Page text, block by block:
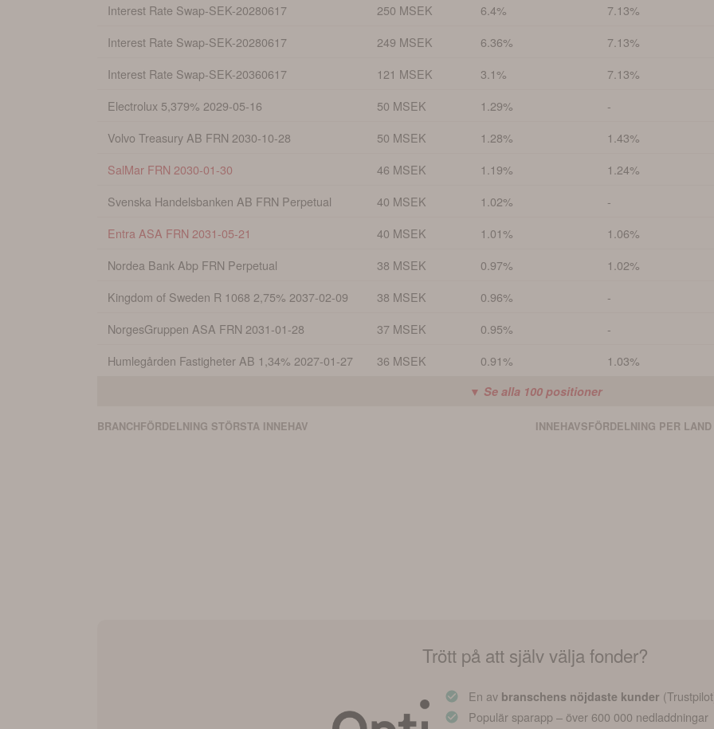
Interest Rate Swap-SEK-20280617 250 MSEK 6.4%
7.13%
Interest Rate Swap-SEK-20280617
249 MSEK 6.36%
7.13%
Interest Rate Swap-SEK-20360617
121 MSEK 3.1%
7.13%
Electrolux 5,379% 2029-05-16
50 MSEK 1.29%
-
Volvo Treasury AB FRN 2030-10-28
50 MSEK 1.28%
1.43%
SalMar FRN 2030-01-30
46 MSEK 1.19%
1.24%
Svenska Handelsbanken AB FRN Perpetual
40 MSEK 1.02%
-
Entra ASA FRN 2031-05-21
40 MSEK 1.01%
1.06%
Nordea Bank Abp FRN Perpetual
38 MSEK 0.97%
1.02%
Kingdom of Sweden R 1068 2,75% 2037-02-09
38 MSEK 0.96%
-
NorgesGruppen ASA FRN 2031-01-28
37 MSEK 0.95%
-
Humlegården Fastigheter AB 1,34% 2027-01-27
36 MSEK 0.91% 1.03%
▼ Se alla 100positioner
BRANCHFÖRDELNING STÖRSTA INNEHAV INNEHAVSFÖRDELNING PER LAND
Trött på att själv välja fonder?
En av branschens nöjdaste kunder
Populär sparapp – över 600 000 nedladdningar